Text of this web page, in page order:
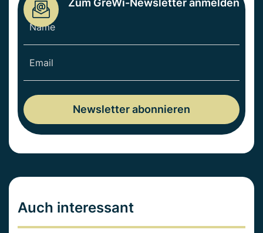
Zum GreWi-Newsletter anmelden
Auch interessant